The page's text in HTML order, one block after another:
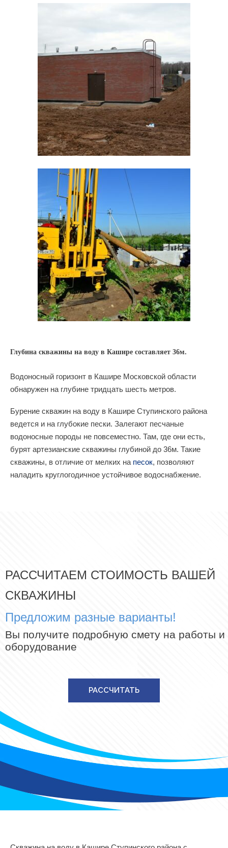
Глубина скважины на воду в Кашире составляет 36м.
Водоносный горизонт в Кашире Московской области
обнаружен на глубине тридцать шесть метров.
Бурение скважин на воду в Кашире Ступинского района
ведется и на глубокие пески. Залегают песчаные
водоносные породы не повсеместно. Там, где они есть,
бурят артезианские скважины глубиной до 36м. Такие
скважины, в отличие от мелких на песок, позволяют
наладить круглогодичное устойчивое водоснабжение.
РАССЧИТАЕМ СТОИМОСТЬ ВАШЕЙ
СКВАЖИНЫ
Предложим разные варианты!
Вы получите подробную смету на работы и
оборудование
РАССЧИТАТЬ